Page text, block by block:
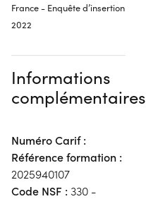
France - Enquête d’insertion
2022
Informations
complémentaires
Numéro Carif :
Référence formation :
2025940107
Code NSF : 330 -